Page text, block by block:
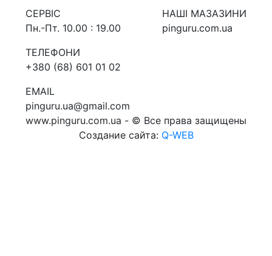
СЕРВIС
Пн.-Пт. 10.00 : 19.00
ТЕЛЕФОНИ
+380 (68) 601 01 02
EMAIL
pinguru.ua@gmail.com
НАШI МАЗАЗИНИ
pinguru.com.ua
www.pinguru.com.ua - © Все права защищены
Создание сайта: Q-WEB